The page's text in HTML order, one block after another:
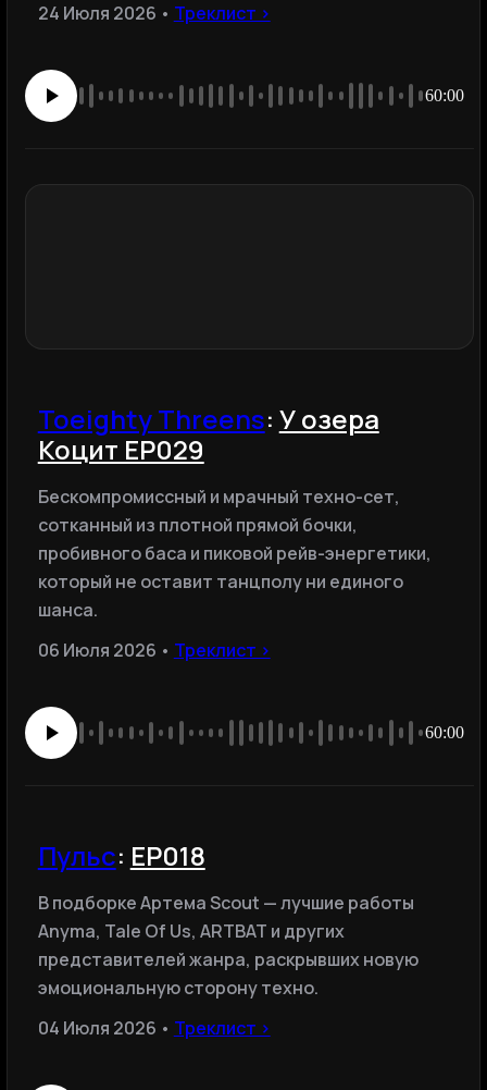
24 Июля 2026 • Треклист ›
60:00
Toeighty Threens: У озера
Коцит EP029
Бескомпромиссный и мрачный техно-сет,
сотканный из плотной прямой бочки,
пробивного баса и пиковой рейв-энергетики,
который не оставит танцполу ни единого
шанса.
06 Июля 2026 • Треклист ›
60:00
Пульс: EP018
В подборке Артема Scout — лучшие работы
Anyma, Tale Of Us, ARTBAT и других
представителей жанра, раскрывших новую
эмоциональную сторону техно.
04 Июля 2026 • Треклист ›